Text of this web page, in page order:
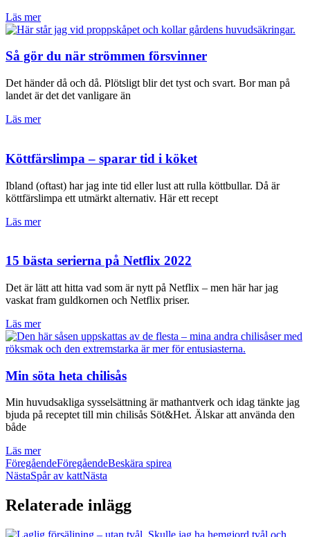
Läs mer
Så gör du när strömmen försvinner
Det händer då och då. Plötsligt blir det tyst och svart. Bor man på
landet är det det vanligare än
Läs mer
Köttfärslimpa – sparar tid i köket
Ibland (oftast) har jag inte tid eller lust att rulla köttbullar. Då är
köttfärslimpa ett utmärkt alternativ. Här ett recept
Läs mer
15 bästa serierna på Netflix 2022
Det är lätt att hitta vad som är nytt på Netflix – men här har jag
vaskat fram guldkornen och Netflix priser.
Läs mer
Min söta heta chilisås
Min huvudsakliga sysselsättning är mathantverk och idag tänkte jag
bjuda på receptet till min chilisås Söt&Het. Älskar att använda den
både
Läs mer
FöregåendeFöregåendeBeskära spirea
NästaSpår av kattNästa
Relaterade inlägg